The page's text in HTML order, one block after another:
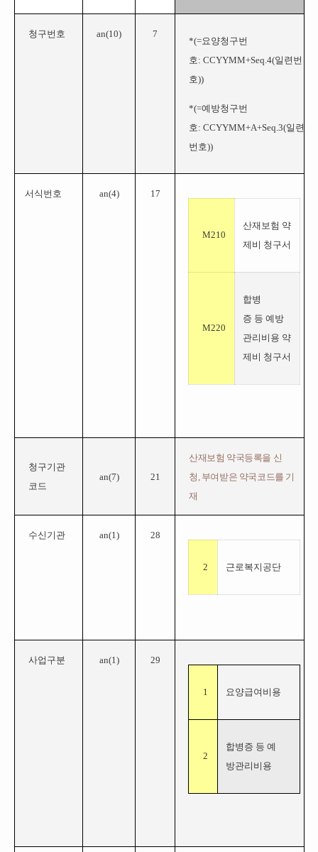
청구번호 an(10) 7
*(=요양청구번
호: CCYYMM+Seq.4(일련번
호))
*(=예방청구번
호: CCYYMM+A+Seq.3(일련
번호))
서식번호 an(4) 17
M210
산재보험 약
제비 청구서
M220
합병
증 등 예방
관리비용 약
제비 청구서
청구기관
코드
an(7) 21
산재보험 약국등록을 신
청, 부여받은 약국코드를 기
재
수신기관 an(1 ) 28
2 근로복지공단
사업구분 an(1) 29
1 요양급여비용
2
합병증 등 예
방관리비용